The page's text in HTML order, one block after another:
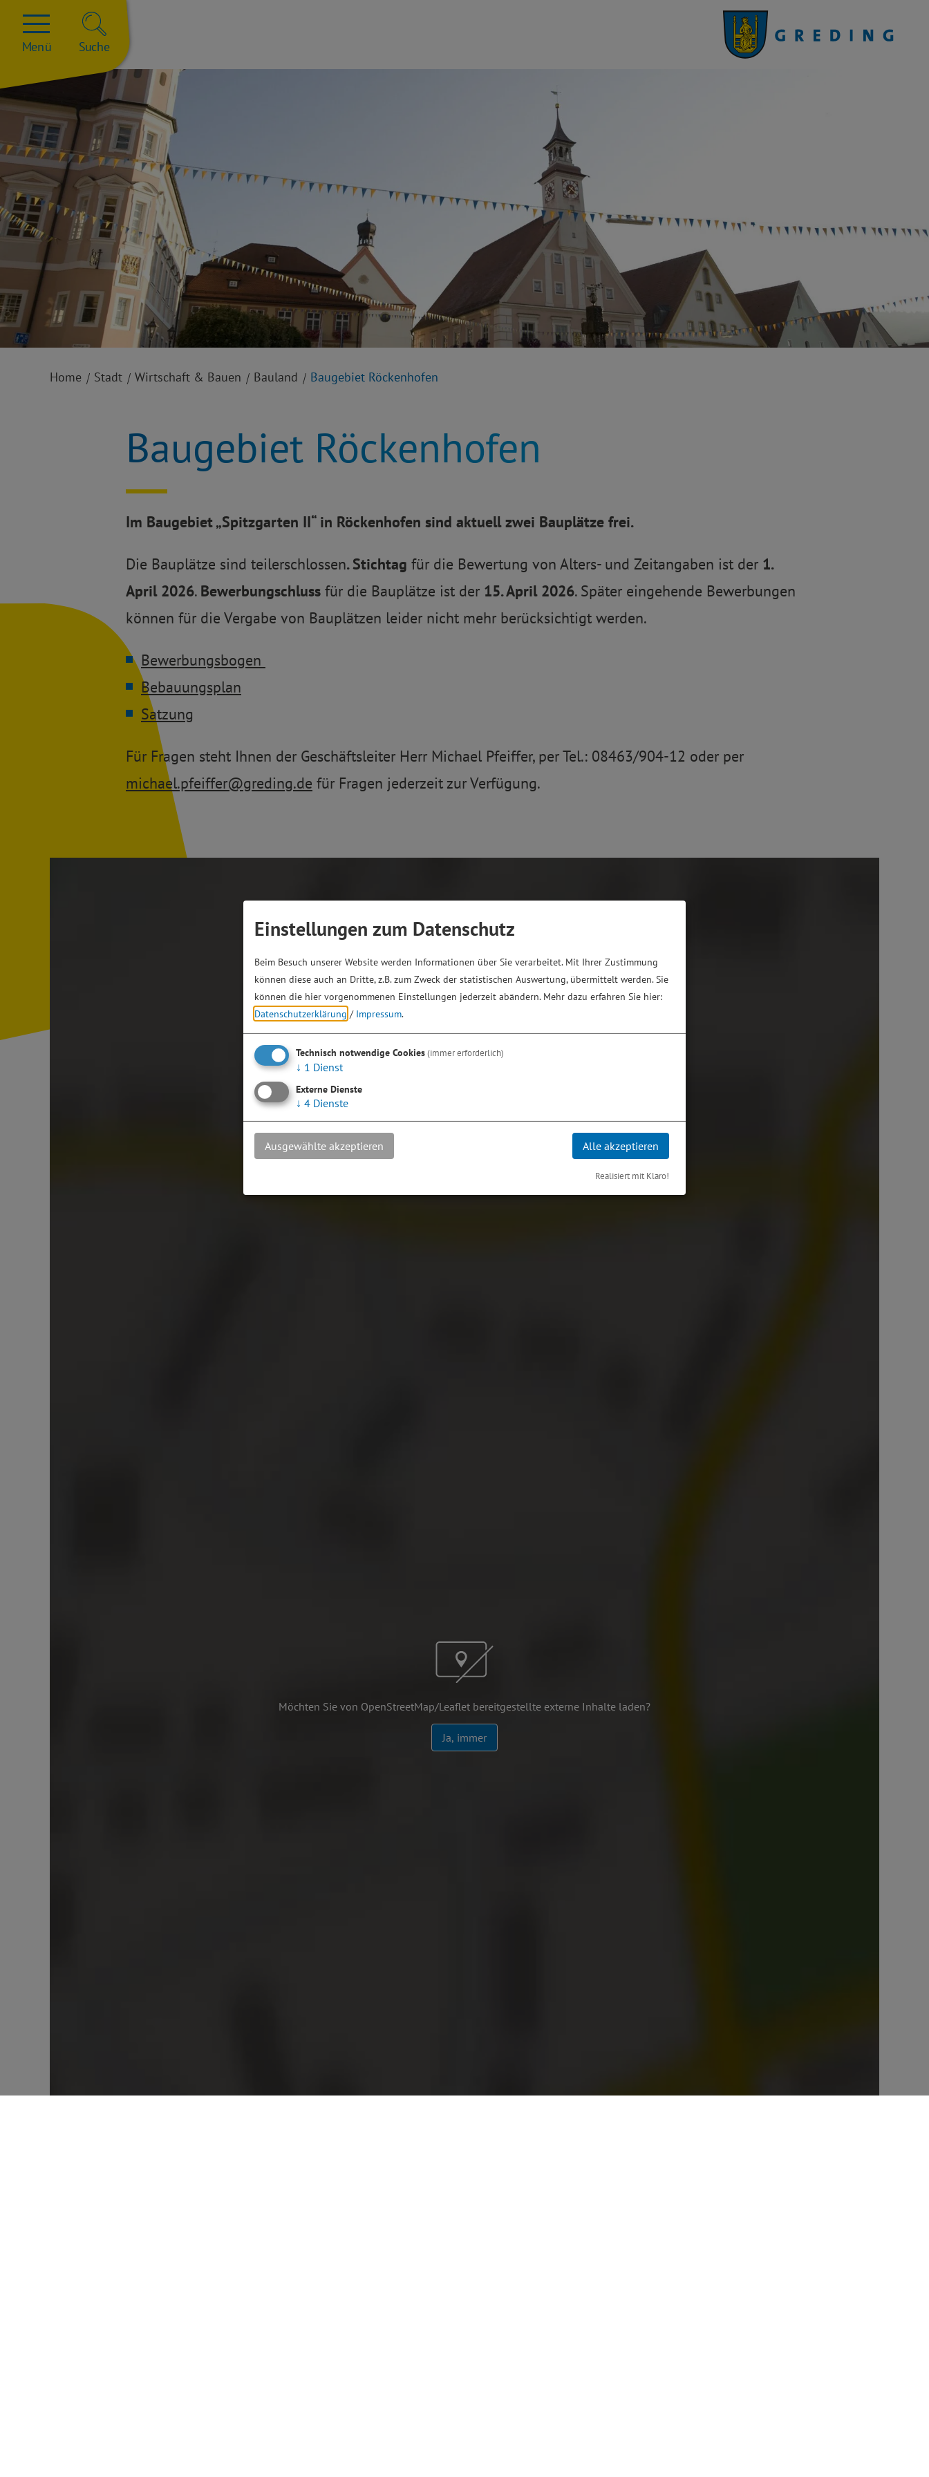
Menü Suche
Home Stadt Wirtschaft & Bauen Bauland Baugebiet Röckenhofen
Baugebiet Röckenhofen
Im Baugebiet „Spitzgarten II“ in Röckenhofen sind aktuell zwei Bauplätze frei.
Die Bauplätze sind teilerschlossen. Stichtag für die Bewertung von Alters- und Zeitangaben ist der 1.
April 2026. Bewerbungschluss für die Bauplätze ist der 15. April 2026. Später eingehende Bewerbungen
können für die Vergabe von Bauplätzen leider nicht mehr berücksichtigt werden.
Bewerbungsbogen
Bebauungsplan
Satzung
Für Fragen steht Ihnen der Geschäftsleiter Herr Michael Pfeiffer, per Tel.: 08463/904-12 oder per
michael.pfeiffer@greding.de für Fragen jederzeit zur Verfügung.
Möchten Sie von OpenStreetMap/Leaflet bereitgestellte externe Inhalte laden?
Ja, immer
Einstellungen zum Datenschutz
Beim Besuch unserer Website werden Informationen über Sie verarbeitet. Mit Ihrer Zustimmung
können diese auch an Dritte, z.B. zum Zweck der statistischen Auswertung, übermittelt werden. Sie
können die hier vorgenommenen Einstellungen jederzeit abändern. Mehr dazu erfahren Sie hier:
Datenschutzerklärung / Impressum.
Technisch notwendige Cookies(immer erforderlich)
↓ 1 Dienst
Externe Dienste
↓ 4 Dienste
Ausgewählte akzeptieren Alle akzeptieren
Realisiert mit Klaro!